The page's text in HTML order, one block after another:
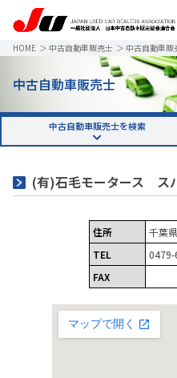
HOME ＞ 中古自動車販売士 ＞ 中古自動車販
中古自動車販売士
中古自動車販売士を検索
(有)石毛モータース ス
住所
千葉
TEL
0479-
FAX